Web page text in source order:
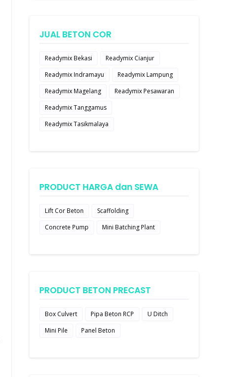
JUAL BETON COR
Readymix Bekasi
Readymix Cianjur
Readymix Indramayu
Readymix Lampung
Readymix Magelang
Readymix Pesawaran
Readymix Tanggamus
Readymix Tasikmalaya
PRODUCT HARGA dan SEWA
Lift Cor Beton
Scaffolding
Concrete Pump
Mini Batching Plant
PRODUCT BETON PRECAST
Box Culvert Pipa Beton RCP
U Ditch
Mini Pile
Panel Beton